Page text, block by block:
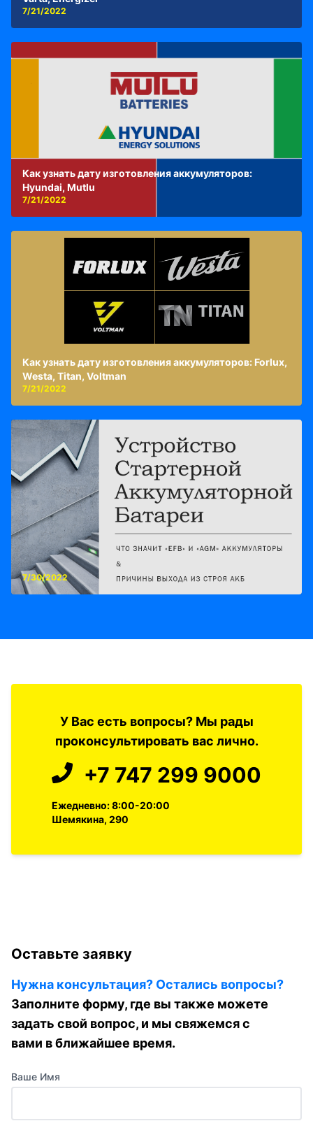
7/21/2022
Как узнать дату изготовления аккумуляторов:
Hyundai, Mutlu
7/21/2022
Как узнать дату изготовления аккумуляторов: Forlux,
Westa, Titan, Voltman
7/21/2022
7/30/2022
У Вас есть вопросы? Мы рады
проконсультировать вас лично.
+7 747 299 9000
Ежедневно: 8:00-20:00
Шемякина, 290
Оставьте заявку
Нужна консультация? Остались вопросы?
Заполните форму, где вы также можете
задать свой вопрос, и мы свяжемся с
вами в ближайшее время.
Ваше Имя